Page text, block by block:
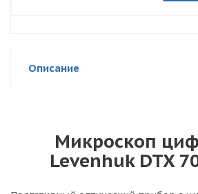
Описание
Микроскоп
Levenhuk DTX